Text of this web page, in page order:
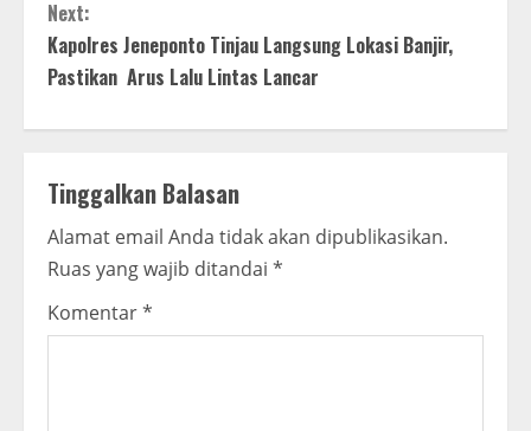
t
u
e
R
e
Next:
Kapolres Jeneponto Tinjau Langsung Lokasi Banjir,
Pastikan Arus Lalu Lintas Lancar
Tinggalkan Balasan
Alamat email Anda tidak akan dipublikasikan.
Ruas yang wajib ditandai *
Komentar*